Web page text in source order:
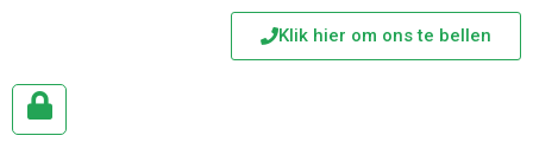
Klik hier om ons te bellen